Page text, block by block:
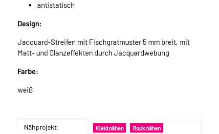
antistatisch
Design:
Jacquard-Streifen mit Fischgratmuster 5 mm breit, mit
Matt- und Glanzeffekten durch Jacquardwebung
Farbe:
weiß
Produkteigenschaft
Wert
Nähprojekt: Kleid nähen Rock nähen